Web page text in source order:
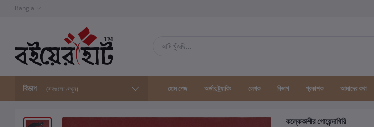
Bangla
বিভাগ (সবগুলো দেখুন) হোম পেজ অর্ডার ট্র্যাকিং লেখক বিভাগ প্রকাশক আমাদের কথা
কল্কেকাশীর গোয়েন্দাগিরি